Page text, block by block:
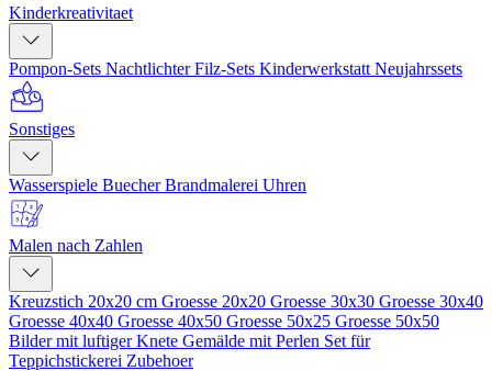
Kinderkreativitaet
Pompon-Sets NachtlichterFilz-Sets Kinderwerkstatt Neujahrssets
Sonstiges
Wasserspiele BuecherBrandmalerei Uhren
Malen nach Zahlen
Kreuzstich 20x20 cm Groesse 20x20 Groesse 30x30 Groesse 30x40
Groesse 40x40 Groesse 40x50 Groesse 50x25 Groesse 50x50
Bilder mit luftiger Knete Gemälde mit Perlen Set für
Teppichstickerei Zubehoer